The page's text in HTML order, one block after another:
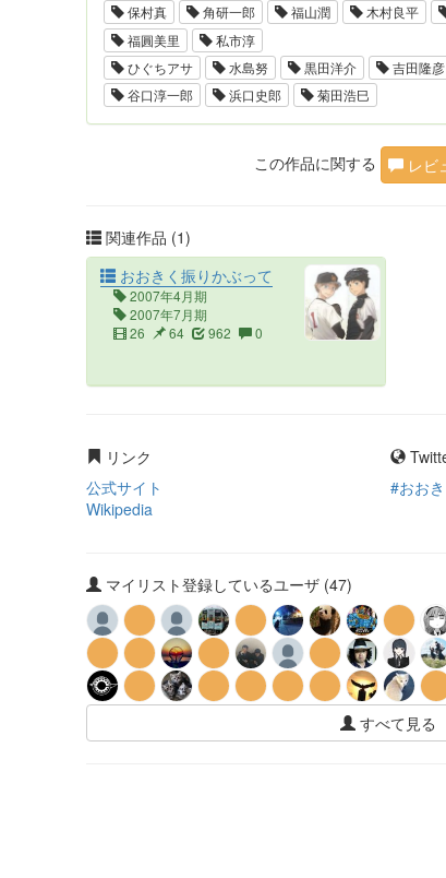
保村真
角研一郎 福山潤 木村良平
福圓美里
私市淳
ひぐちアサ
水島努 黒田洋介 吉田隆彦
谷口淳一郎
浜口史郎 菊田浩巳
この作品に関する レビ
関連作品 (1)
おおきく振りかぶって
2007年4月期
2007年7月期
26
64 962 0
リンク
公式サイト
Wikipedia
#おお
マイリスト登録しているユーザ (47)
すべて見る